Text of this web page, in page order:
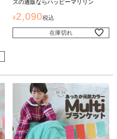
ズの通販ならハッピーマリリン
¥2,090税込
在庫切れ